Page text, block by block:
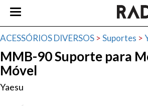
ACESSÓRIOS DIVERSOS >Suportes >
MMB-90 Suporte para
Móvel
Yaesu